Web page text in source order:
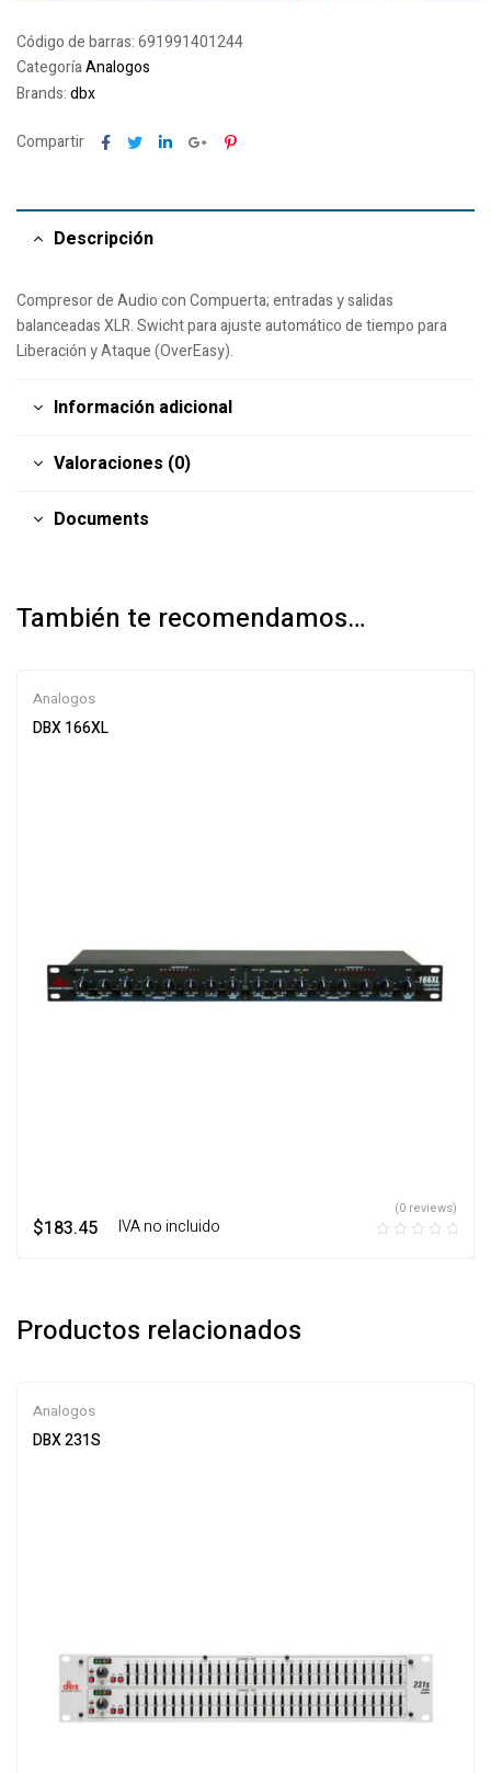
Código de barras:691991401244
CategoríaAnalogos
Brands:dbx
Compartir Facebook
TwitterLinkedinGoogle+Pinterest
Descripción
Compresor de Audio con Compuerta; entradas y salidas
balanceadas XLR. Swicht para ajuste automático de tiempo para
Liberación y Ataque (OverEasy).
Información adicional
Valoraciones (0)
Documents
También te recomendamos…
Analogos
DBX 166XL
$183.45 ‎ ‎ ‎ IVA no incluido
(0 reviews)
Productos relacionados
Analogos
DBX 231S